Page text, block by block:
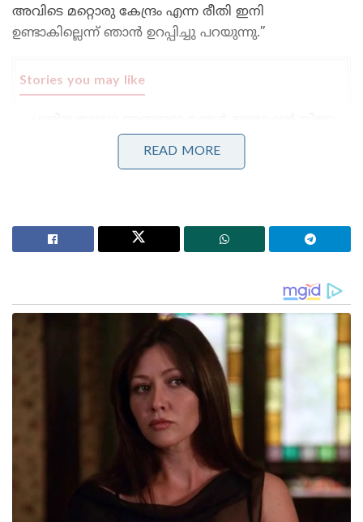
അവിടെ മറ്റൊരു കേന്ദ്രം എന്ന രീതി ഇനി
ഉണ്ടാകില്ലെന്ന് ഞാൻ ഉറപ്പിച്ചു പറയുന്നു.”
Stories you may like
ചിലർ തെറ്റിദ്ധരിപ്പിച്ചു’; വെളിപ്പെടുത്തി ധർമ്മേന്ദ്ര
സാധാരണക്കാർക്കും ചെറുകിട വ്യാപാരികൾക്കും ഒരു
രാഷ്ട്രീയ പാരമ്പര്യത്തിൽ നിന്നോ വന്നവനല്ലെന്നും,
ജനങ്ങൾ തന്നെ ഹൃദയപൂർവ്വം സ്വീകരിച്ചതാണെന്നും
അദ്ദേഹം പറഞ്ഞു. വ്യാജ വാഗ്ദാനങ്ങൾ നൽകി
ജനങ്ങളെ വഞ്ചിക്കില്ലെന്ന് അദ്ദേഹം വ്യക്തമാക്കി.
മതേതരത്വത്തിന്റെയും സാമൂഹിക നീതിയുടെയും
പുതിയൊരു കാലഘട്ടമാണ് ആരംഭിച്ചിരിക്കുന്നതെന്ന്
അദ്ദേഹം കൂട്ടിച്ചേർത്തു.
സത്യപ്രതിജ്ഞയ്ക്ക് തൊട്ടുപിന്നാലെ, തന്റെ
തിരഞ്ഞെടുപ്പ് വാഗ്ദാനങ്ങൾ നടപ്പിലാക്കുന്നതിനായി
വിജയ് മൂന്ന് സുപ്രധാന ഫയലുകളിൽ ഒപ്പുവെച്ചു.
ഗവർണർ ആർ.വി. അർലേക്കർ വിജയ്ലിനും ഒൻപത്
READ MORE